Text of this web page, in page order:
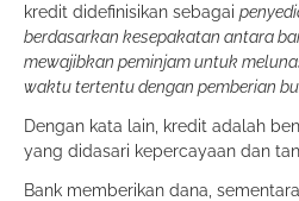
kredit didefinisikan sebagai
berdasarkan kesepakatan antara
mewajibkan peminjam untuk
waktu tertentu dengan pemberian
Dengan kata lain, kredit adalah
yang didasari kepercayaan dan
Bank memberikan dana,